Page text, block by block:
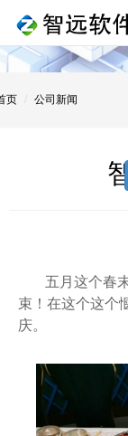
页 公司新闻
五月这个春
束！在这个这个
庆。